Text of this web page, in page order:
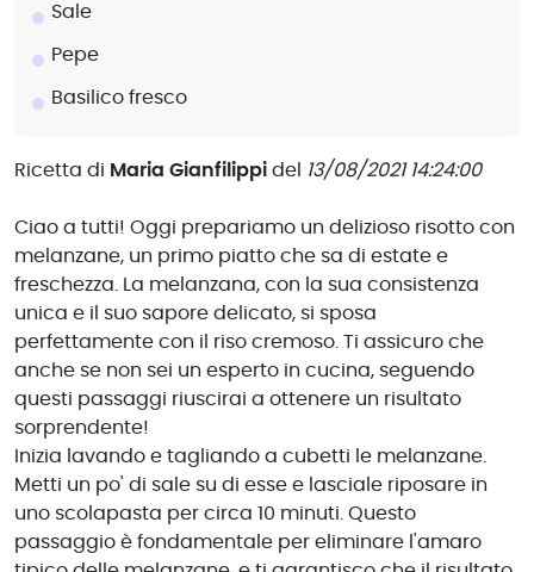
Ricetta di Maria Gianfilippi del 13/08/2021 14:24:00
Ciao a tutti! Oggi prepariamo un delizioso risotto con
melanzane, un primo piatto che sa di estate e
freschezza. La melanzana, con la sua consistenza
unica e il suo sapore delicato, si sposa
perfettamente con il riso cremoso. Ti assicuro che
anche se non sei un esperto in cucina, seguendo
questi passaggi riuscirai a ottenere un risultato
sorprendente!
Inizia lavando e tagliando a cubetti le melanzane.
Metti un po' di sale su di esse e lasciale riposare in
uno scolapasta per circa 10 minuti. Questo
passaggio è fondamentale per eliminare l'amaro
Sale
Pepe
Basilico fresco